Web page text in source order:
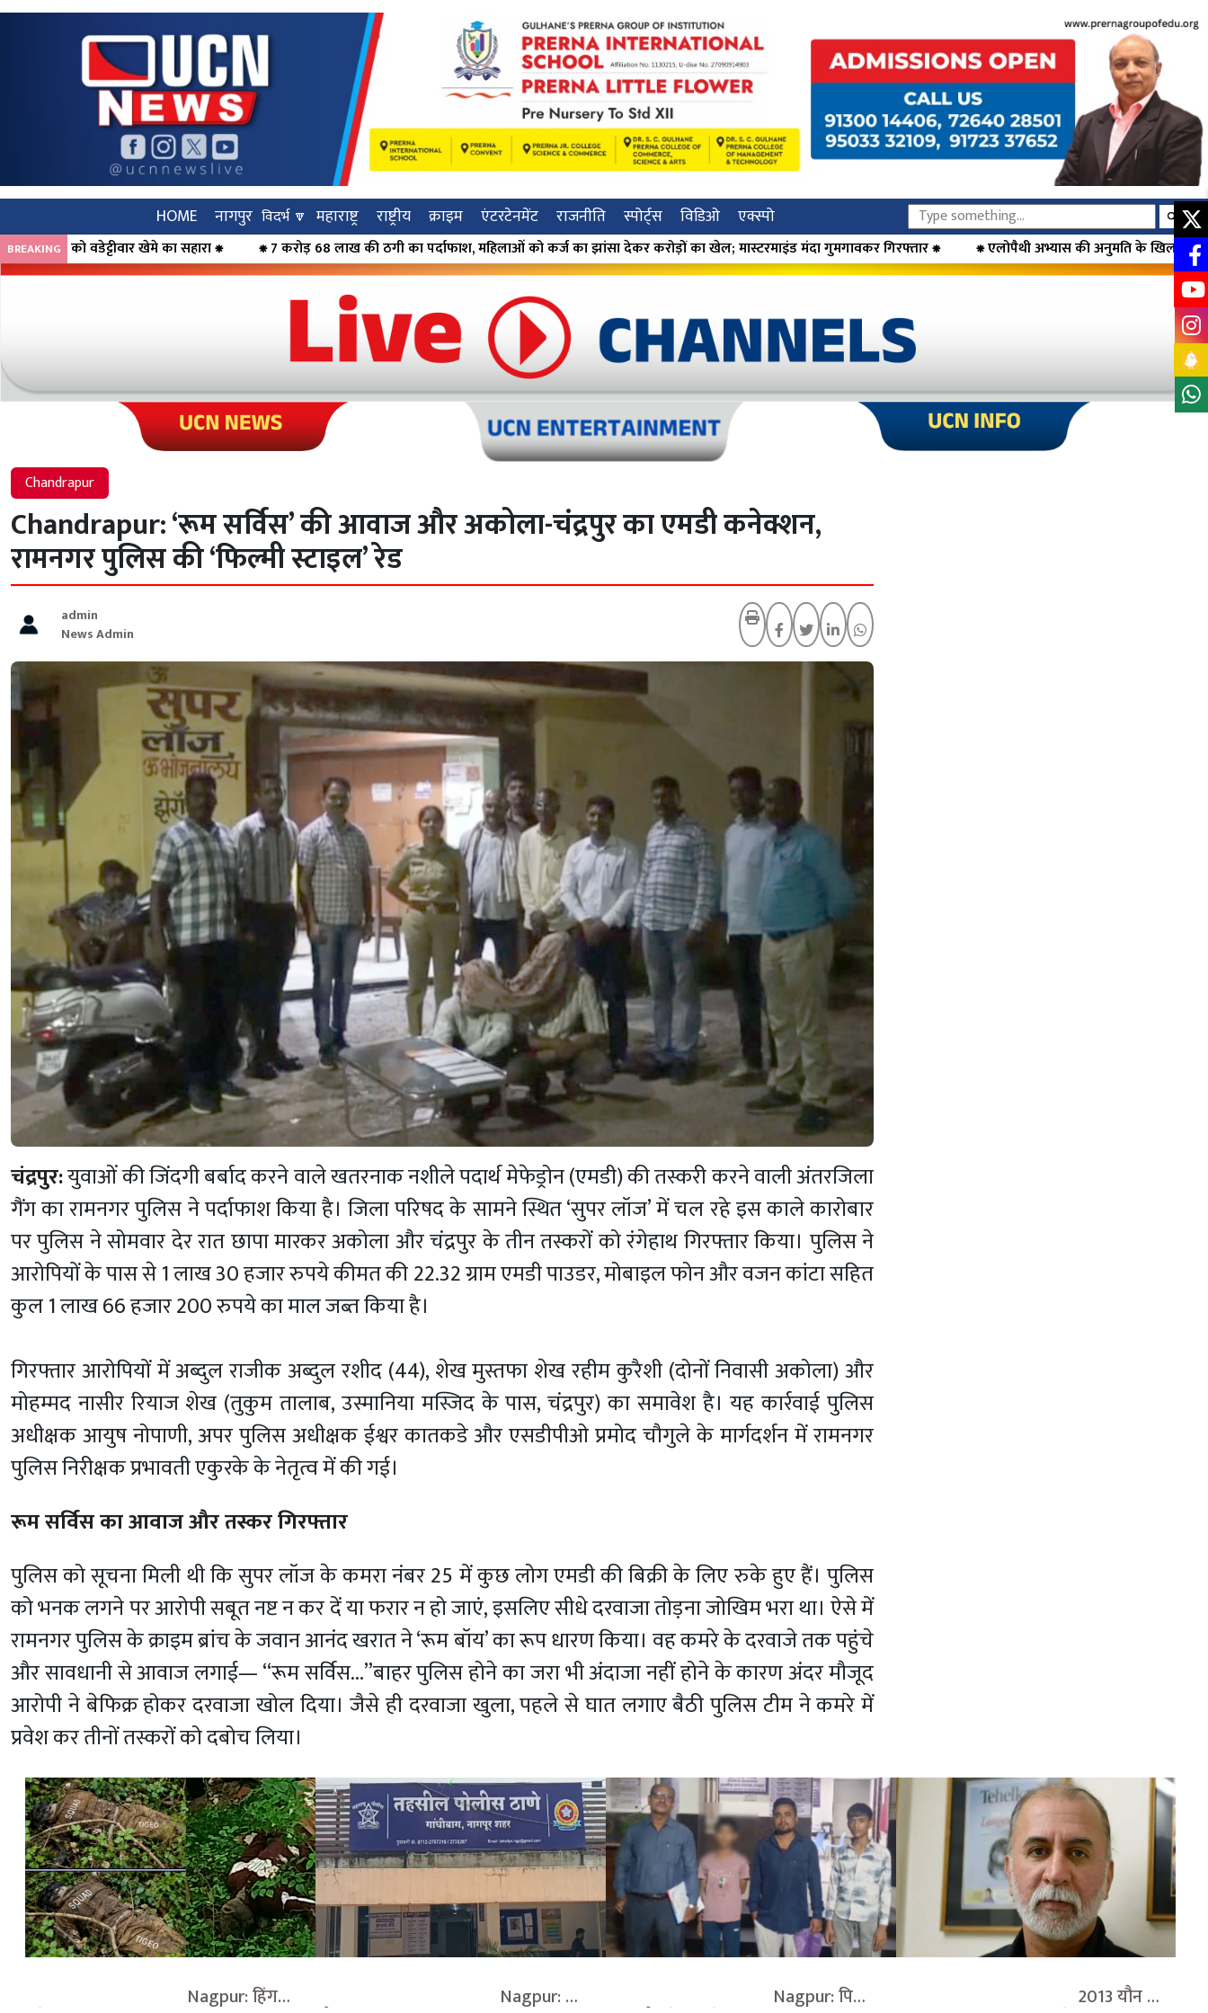
HOME नागपुर विदर्भ 🔽 महाराष्ट्र राष्ट्रीय क्राइम एंटरटेनमेंट राजनीति स्पोर्ट्स विडिओ एक्स्पो
BREAKING
⁕ ⁕ 7 करोड़ 68 लाख की ठगी का पर्दाफाश, महिलाओं को कर्ज का झांसा देकर करोड़ों का खेल; मास्टरमाइंड मंदा गुमगावकर गिरफ्तार ⁕ ⁕ एलोपैथी अभ्यास की अनुमति के खिलाफ डॉक्टरों का आंदोलन, मुख्यमंत्री
Click to visit UCN News Click to visit UCN Info
Chandrapur
Chandrapur: ‘रूम सर्विस’ की आवाज और अकोला-चंद्रपुर का एमडी कनेक्शन,
रामनगर पुलिस की ‘फिल्मी स्टाइल’ रेड
admin
News Admin
चंद्रपुर:युवाओं की जिंदगी बर्बाद करने वाले खतरनाक नशीले पदार्थ मेफेड्रोन (एमडी) की तस्करी करने वाली अंतरजिला
गैंग का रामनगर पुलिस ने पर्दाफाश किया है। जिला परिषद के सामने स्थित ‘सुपर लॉज’ में चल रहे इस काले कारोबार
पर पुलिस ने सोमवार देर रात छापा मारकर अकोला और चंद्रपुर के तीन तस्करों को रंगेहाथ गिरफ्तार किया। पुलिस ने
आरोपियों के पास से 1 लाख 30 हजार रुपये कीमत की 22.32 ग्राम एमडी पाउडर, मोबाइल फोन और वजन कांटा सहित
कुल 1 लाख 66 हजार 200 रुपये का माल जब्त किया है।
गिरफ्तार आरोपियों में अब्दुल राजीक अब्दुल रशीद (44), शेख मुस्तफा शेख रहीम कुरैशी (दोनों निवासी अकोला) और
मोहम्मद नासीर रियाज शेख (तुकुम तालाब, उस्मानिया मस्जिद के पास, चंद्रपुर) का समावेश है। यह कार्रवाई पुलिस
अधीक्षक आयुष नोपाणी, अपर पुलिस अधीक्षक ईश्वर कातकडे और एसडीपीओ प्रमोद चौगुले के मार्गदर्शन में रामनगर
पुलिस निरीक्षक प्रभावती एकुरके के नेतृत्व में की गई।
रूम सर्विस का आवाज और तस्कर गिरफ्तार
पुलिस को सूचना मिली थी कि सुपर लॉज के कमरा नंबर 25 में कुछ लोग एमडी की बिक्री के लिए रुके हुए हैं। पुलिस
को भनक लगने पर आरोपी सबूत नष्ट न कर दें या फरार न हो जाएं, इसलिए सीधे दरवाजा तोड़ना जोखिम भरा था। ऐसे में
रामनगर पुलिस के क्राइम ब्रांच के जवान आनंद खरात ने ‘रूम बॉय’ का रूप धारण किया। वह कमरे के दरवाजे तक पहुंचे
और सावधानी से आवाज लगाई— “रूम सर्विस...”बाहर पुलिस होने का जरा भी अंदाजा नहीं होने के कारण अंदर मौजूद
आरोपी ने बेफिक्र होकर दरवाजा खोल दिया। जैसे ही दरवाजा खुला, पहले से घात लगाए बैठी पुलिस टीम ने कमरे में
प्रवेश कर तीनों तस्करों को दबोच लिया।
                                    Nagpur: हिंगना
                                    Nagpur:
                                    Nagpur: पिता
                                    2013 यौन